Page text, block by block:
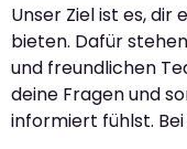
Unser Ziel ist es, dir
bieten. Dafür
und freundlichen
deine Fragen und
informiert fühlst.